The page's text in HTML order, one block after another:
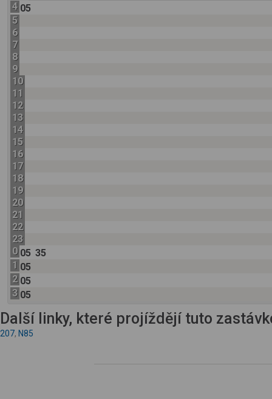
4 05
5
6
7
8
9
10
11
12
13
14
15
16
17
18
19
20
21
22
23
0 05 35
1 05
2 05
3 05
Další linky, které projíždějí tuto
207, N85